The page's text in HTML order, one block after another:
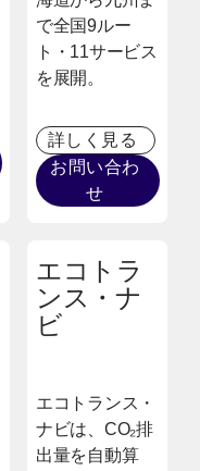
で全国9ルー
ト・11サービス
を展開。
詳しく見る
お問い合わ
せ
エコトラ
ンス・ナ
ビ
エコトランス・
ナビは、CO₂排
出量を自動算